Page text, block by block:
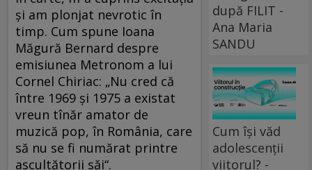
şi am plonjat nevrotic în
timp. Cum spune Ioana
Măgură Bernard despre
emisiunea Metronom a lui
Cornel Chiriac: „Nu cred că
între 1969 şi 1975 a existat
vreun tînăr amator de
muzică pop, în România, care
să nu se fi numărat printre
ascultătorii săi“.
după FILIT -
Ana Maria
SANDU
Cum își văd
adolescenții
viitorul? -